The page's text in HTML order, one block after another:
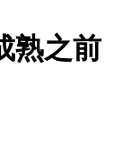
熟之前